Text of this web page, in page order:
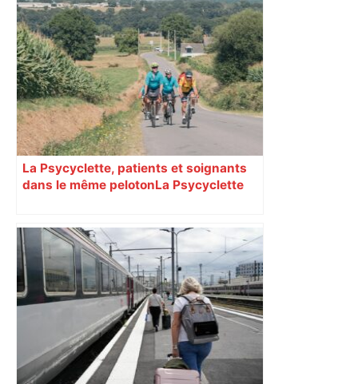
La Psycyclette, patients et soignants
dans le même peloton​​​​​​ La Psycyclette
vivant avec des troubles psychiques,
des soignants et des cyclotouristes.
« La Croix » a participé en septembre à
sa septième édition, du Mont-Saint-
Michel à Toulouse.